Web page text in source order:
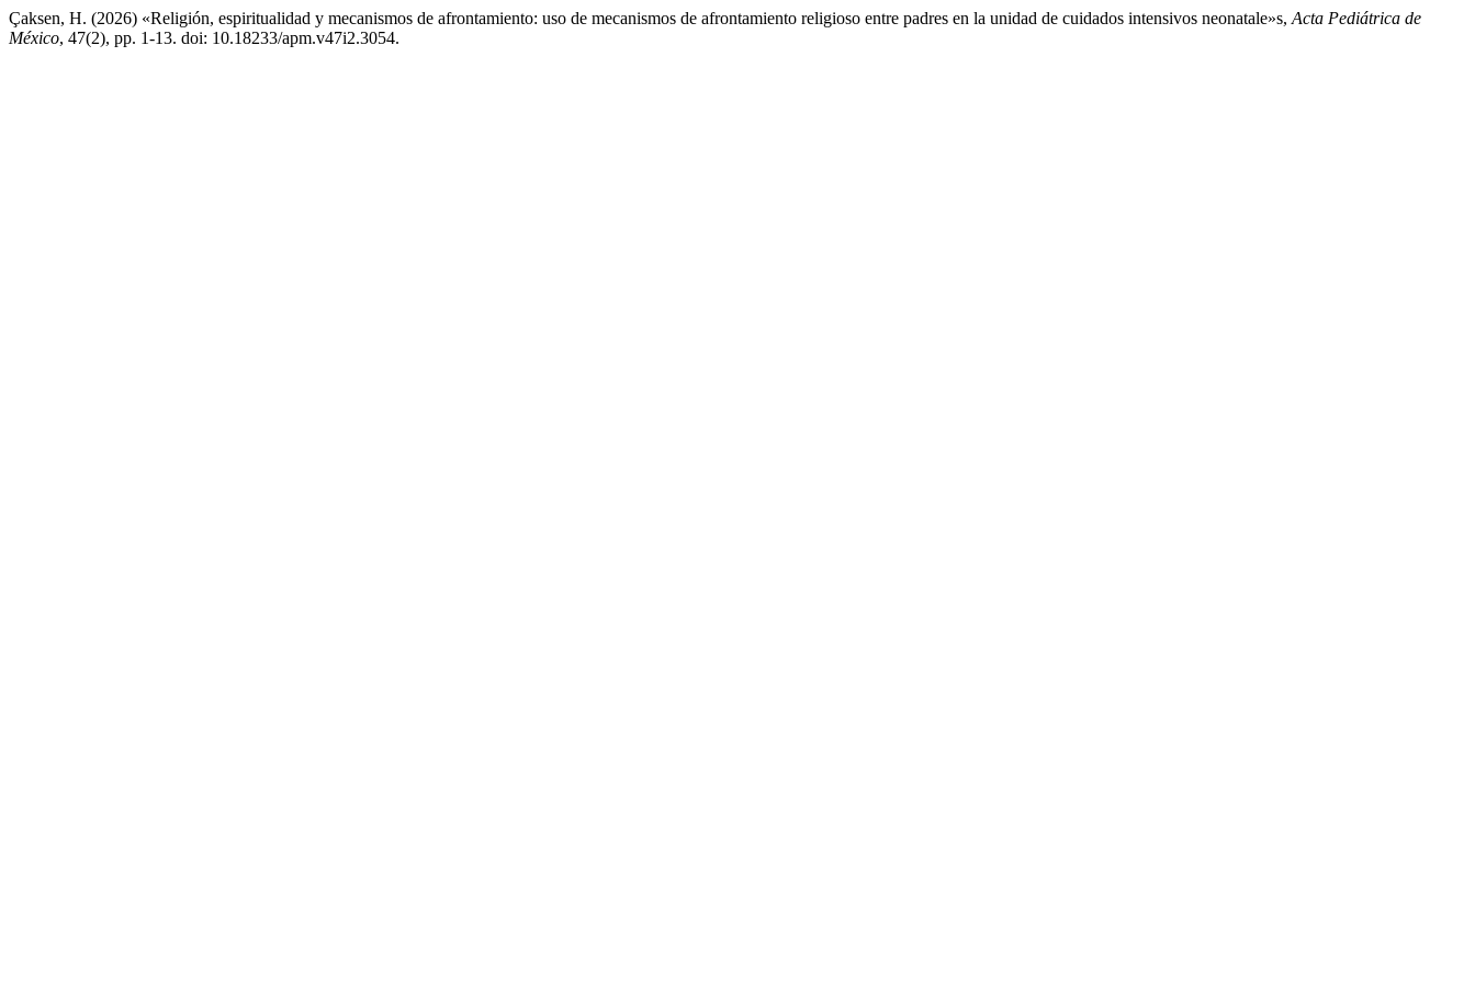
Çaksen, H. (2026) «Religión, espiritualidad y mecanismos de afrontamiento: uso de mecanismos de afrontamiento religioso entre padres en la unidad de cuidados intensivos neonatale»s, Acta Pediátrica de
México, 47(2), pp. 1-13. doi: 10.18233/apm.v47i2.3054.